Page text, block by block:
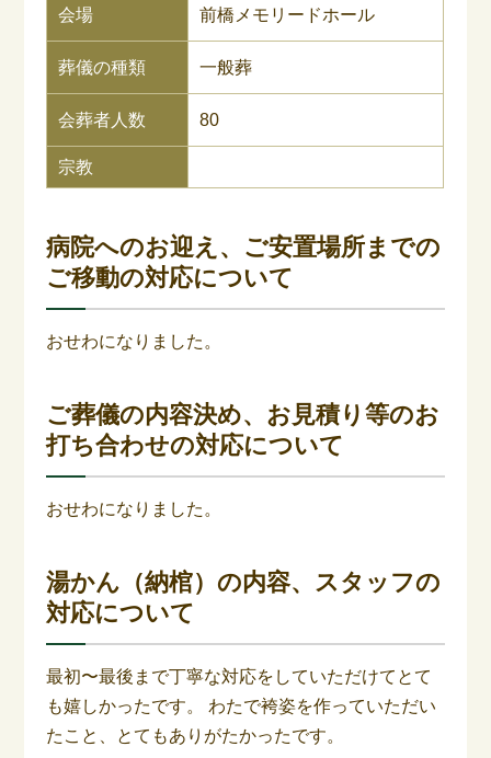
会場 前橋メモリードホール
葬儀の種類 一般葬
会葬者人数 80
宗教
病院へのお迎え、ご安置場所までの
ご移動の対応について
おせわになりました。
ご葬儀の内容決め、お見積り等のお
打ち合わせの対応について
おせわになりました。
湯かん（納棺）の内容、スタッフの
対応について
最初〜最後まで丁寧な対応をしていただけてとて
も嬉しかったです。 わたで袴姿を作っていただい
たこと、とてもありがたかったです。